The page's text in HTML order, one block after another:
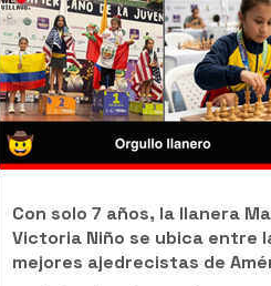
body piercer profesional
ha construido una carrera en el
del arte corporal, convencido de
tatuaje y el body piercing van
más allá de la estética: son una
inmortalizar historias, emociones
momentos que acompañarán a
Con solo 7 años, la llanera
Victoria Niño se ubica entre
mejores ajedrecistas de